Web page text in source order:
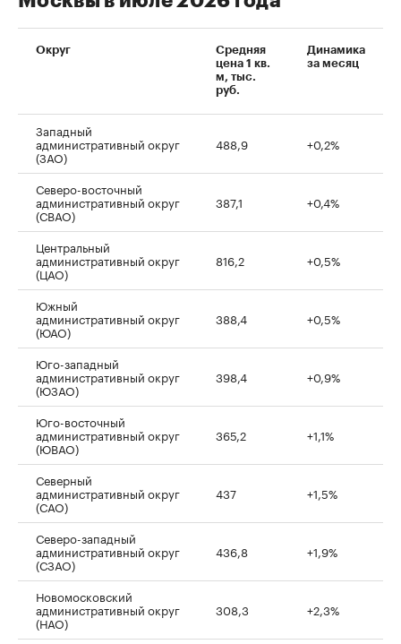
Округ
Средняя
цена 1 кв.
м, тыс.
руб.
Динамика
за месяц
Западный
административный округ
(ЗАО)
488,9 +0,2%
Северо-восточный
административный округ
(СВАО)
387,1 +0,4%
Центральный
административный округ
(ЦАО)
816,2 +0,5%
Южный
административный округ
(ЮАО)
388,4 +0,5%
Юго-западный
административный округ
(ЮЗАО)
398,4 +0,9%
Юго-восточный
административный округ
(ЮВАО)
365,2 +1,1%
Северный
административный округ
(САО)
437 +1,5%
Северо-западный
административный округ
(СЗАО)
436,8 +1,9%
Новомосковский
административный округ
(НАО)
308,3 +2,3%